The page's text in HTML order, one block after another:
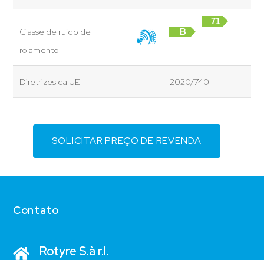
Classe de ruído de
rolamento
B
71
Diretrizes da UE 2020/740
SOLICITAR PREÇO DE REVENDA
Contato
Rotyre S.à r.l.